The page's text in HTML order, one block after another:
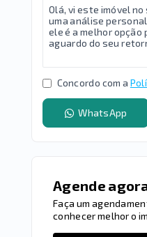
Concordo com a
WhatsApp
Agende
Faça um
conhecer melhor o